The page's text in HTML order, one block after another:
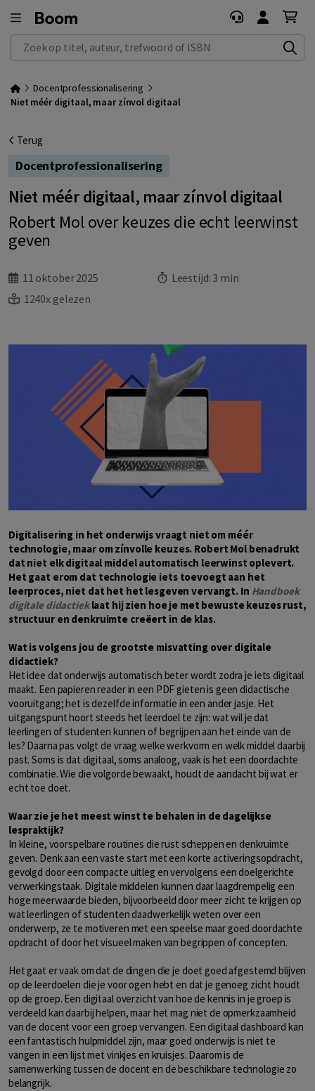
Zoek op titel, auteur, trefwoord of ISBN
Docentprofessionalisering
Niet méér digitaal, maar zínvol digitaal
Terug
Docentprofessionalisering
Niet méér digitaal, maar zínvol digitaal
Robert Mol over keuzes die echt leerwinst
geven
11 oktober 2025 Leestijd: 3 min
1240x gelezen
Digitalisering in het onderwijs vraagt niet om méér
technologie, maar om zínvolle keuzes. Robert Mol benadrukt
dat niet elk digitaal middel automatisch leerwinst oplevert.
Het gaat erom dat technologie iets toevoegt aan het
leerproces, niet dat het het lesgeven vervangt. In Handboek
digitale didactieklaat hij zien hoe je met bewuste keuzes rust,
structuur en denkruimte creëert in de klas.
Wat is volgens jou de grootste misvatting over digitale
didactiek?
Het idee dat onderwijs automatisch beter wordt zodra je iets digitaal
maakt. Een papieren reader in een PDF gieten is geen didactische
vooruitgang; het is dezelfde informatie in een ander jasje. Het
uitgangspunt hoort steeds het leerdoel te zijn: wat wil je dat
leerlingen of studenten kunnen of begrijpen aan het einde van de
les? Daarna pas volgt de vraag welke werkvorm en welk middel daarbij
past. Soms is dat digitaal, soms analoog, vaak is het een doordachte
combinatie. Wie die volgorde bewaakt, houdt de aandacht bij wat er
echt toe doet.
Waar zie je het meest winst te behalen in de dagelijkse
lespraktijk?
In kleine, voorspelbare routines die rust scheppen en denkruimte
geven. Denk aan een vaste start met een korte activeringsopdracht,
gevolgd door een compacte uitleg en vervolgens een doelgerichte
verwerkingstaak. Digitale middelen kunnen daar laagdrempelig een
hoge meerwaarde bieden, bijvoorbeeld door meer zicht te krijgen op
wat leerlingen of studenten daadwerkelijk weten over een
onderwerp, ze te motiveren met een speelse maar goed doordachte
opdracht of door het visueel maken van begrippen of concepten.
Het gaat er vaak om dat de dingen die je doet goed afgestemd blijven
op de leerdoelen die je voor ogen hebt en dat je genoeg zicht houdt
op de groep. Een digitaal overzicht van hoe de kennis in je groep is
verdeeld kan daarbij helpen, maar het mag niet de opmerkzaamheid
van de docent voor een groep vervangen. Een digitaal dashboard kan
een fantastisch hulpmiddel zijn, maar goed onderwijs is niet te
vangen in een lijst met vinkjes en kruisjes. Daarom is de
samenwerking tussen de docent en de beschikbare technologie zo
belangrijk.